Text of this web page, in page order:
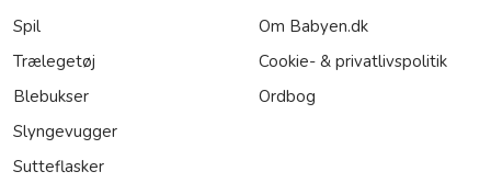
Spil
Trælegetøj
Blebukser
Slyngevugger
Sutteflasker
Om Babyen.dk
Cookie- & privatlivspolitik
Ordbog